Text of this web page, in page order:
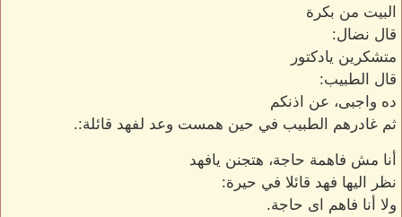
البيت من بكرة
قال نضال:
متشكرين يادكتور
قال الطبيب:
ده واجبى، عن اذنكم
ثم غادرهم الطبيب في حين همست وعد لفهد قائلة:.
أنا مش فاهمة حاجة، هتجنن يافهد
نظر اليها فهد قائلا في حيرة:
ولا أنا فاهم اى حاجة.